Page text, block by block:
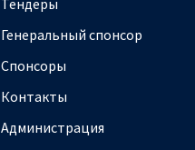
Тендеры
Генеральный спонсор
Спонсоры
Контакты
Администрация